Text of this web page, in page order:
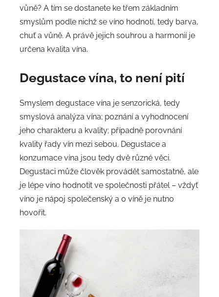
vůně? A tím se dostanete ke třem základním
smyslům podle nichž se víno hodnotí, tedy barva,
chuť a vůně. A právě jejich souhrou a harmonií je
určena kvalita vína.
Degustace vína, to není pití
Smyslem degustace vína je senzorická, tedy
smyslová analýza vína; poznání a vyhodnocení
jeho charakteru a kvality; případně porovnání
kvality řady vín mezi sebou. Degustace a
konzumace vína jsou tedy dvě různé věci.
Degustaci může člověk provádět samostatně, ale
je lépe víno hodnotit ve společnosti přátel – vždyť
víno je nápoj společenský a o víně je nutno
hovořit.